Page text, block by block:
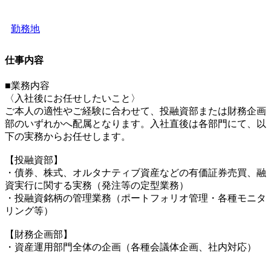
勤務地
仕事内容
■業務内容
〈入社後にお任せしたいこと〉
ご本人の適性やご経験に合わせて、投融資部または財務企画
部のいずれかへ配属となります。入社直後は各部門にて、以
下の実務からお任せします。
【投融資部】
・債券、株式、オルタナティブ資産などの有価証券売買、融
資実行に関する実務（発注等の定型業務）
・投融資銘柄の管理業務（ポートフォリオ管理・各種モニタ
リング等）
【財務企画部】
・資産運用部門全体の企画（各種会議体企画、社内対応）